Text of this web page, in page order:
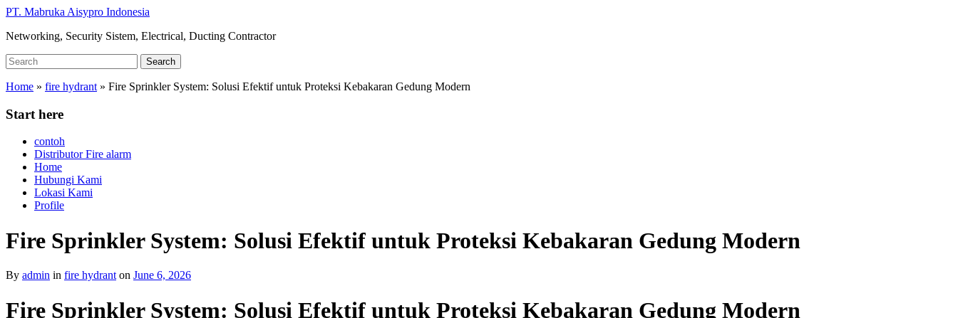
Skip
main
PT. Mabruka Aisypro Indonesia
Networking, Security Sistem, Electrical, Ducting Contractor
Search
for:
Search
Home » fire hydrant » Fire Sprinkler System: Solusi Efektif untuk Proteksi Kebakaran Gedung Modern
Start here
contoh
Distributor Fire alarm
Home
Hubungi Kami
Lokasi Kami
Profile
Fire Sprinkler System: Solusi Efektif untuk Proteksi Kebakaran Gedung Modern
By admin in fire hydrant on June 6, 2026
Fire Sprinkler System: Solusi Efektif untuk Proteksi Kebakaran Gedung Modern